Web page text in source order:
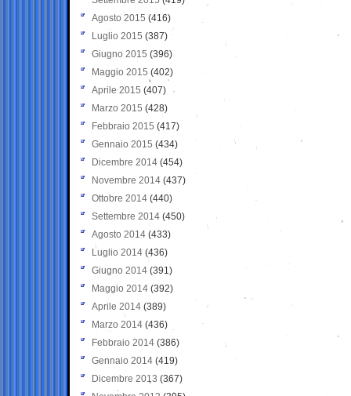
Agosto 2015 (416)
Luglio 2015 (387)
Giugno 2015 (396)
Maggio 2015 (402)
Aprile 2015 (407)
Marzo 2015 (428)
Febbraio 2015 (417)
Gennaio 2015 (434)
Dicembre 2014 (454)
Novembre 2014 (437)
Ottobre 2014 (440)
Settembre 2014 (450)
Agosto 2014 (433)
Luglio 2014 (436)
Giugno 2014 (391)
Maggio 2014 (392)
Aprile 2014 (389)
Marzo 2014 (436)
Febbraio 2014 (386)
Gennaio 2014 (419)
Dicembre 2013 (367)